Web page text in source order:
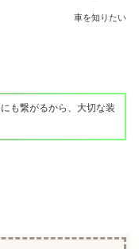
車を知りたい
も繋がるから、大切な装